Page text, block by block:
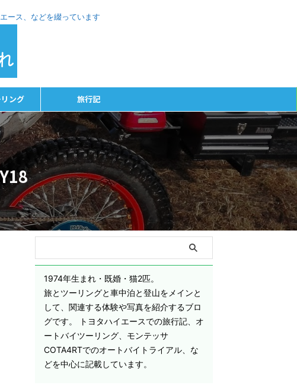
ース、などを綴っています
ング 旅行記
1974年生まれ・既婚・猫2匹。
旅とツーリングと車中泊と登山をメインと
して、関連する体験や写真を紹介するブロ
グです。 トヨタハイエースでの旅行記、オ
ートバイツーリング、モンテッサ
COTA4RTでのオートバイトライアル、な
どを中心に記載しています。